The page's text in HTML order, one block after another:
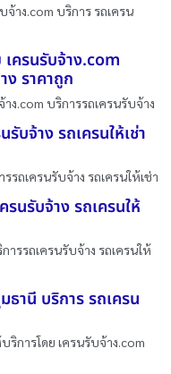
าง.com บริการ รถเครน
เครนรับจ้าง.com
ง ราคาถูก
ง.com บริการรถเครนรับจ้าง
บจ้าง รถเครนให้เช่า
รถเครนรับจ้าง รถเครนให้เช่า
นรับจ้าง รถเครนให้
ารรถเครนรับจ้าง รถเครนให้
ธานี บริการ รถเครน
การโดย เครนรับจ้าง.com